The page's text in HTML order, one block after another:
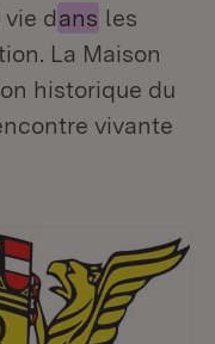
dans les
La Maison
historique du
vivante